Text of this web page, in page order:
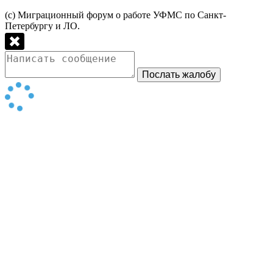
(с) Миграционный форум о работе УФМС по Санкт-
Петербургу и ЛО.